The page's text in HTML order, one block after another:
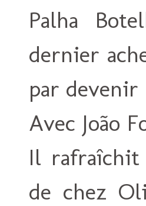
Palha
dernier
par
Avec João
Il rafraîchit
de chez